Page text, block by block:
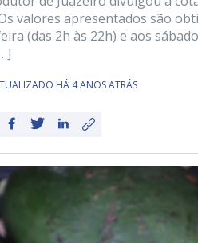
valores apresentados são
(das 2h às 22h) e aos
HÁ 4 ANOS ATRÁS